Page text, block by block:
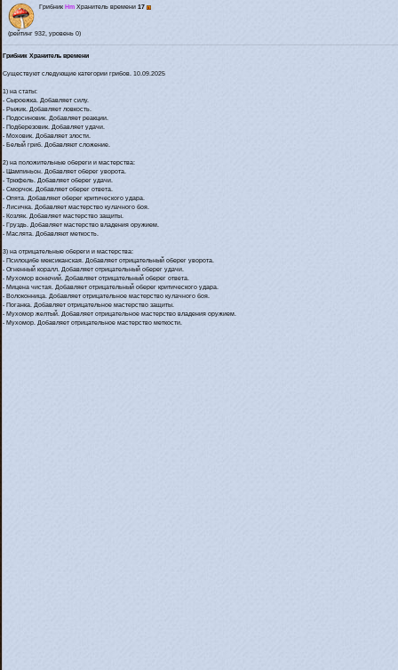
Грибник Hm Хранитель времени 17
(рейтинг 932, уровень 0)
Грибник Хранитель времени
Существуют следующие категории грибов. 10.09.2025
1) на статы:
- Сыроежка. Добавляет силу.
- Рыжик. Добавляет ловкость.
- Подосиновик. Добавляет реакции.
- Подберезовик. Добавляет удачи.
- Моховик. Добавляет злости.
- Белый гриб. Добавляют сложение.
2) на положительные обереги и мастерства:
- Шампиньон. Добавляет оберег уворота.
- Трюфель. Добавляет оберег удачи.
- Сморчок. Добавляет оберег ответа.
- Опята. Добавляют оберег критического удара.
- Лисичка. Добавляет мастерство кулачного боя.
- Козляк. Добавляет мастерство защиты.
- Груздь. Добавляет мастерство владения оружием.
- Маслята. Добавляют меткость.
3) на отрицательные обереги и мастерства:
- Псилоцибе мексиканская. Добавляет отрицательный оберег уворота.
- Огненный коралл. Добавляет отрицательный оберег удачи.
- Мухомор вонючий. Добавляет отрицательный оберег ответа.
- Мицена чистая. Добавляет отрицательный оберег критического удара.
- Волоконница. Добавляет отрицательное мастерство кулачного боя.
- Поганка. Добавляет отрицательное мастерство защиты.
- Мухомор желтый. Добавляет отрицательное мастерство владения оружием.
- Мухомор. Добавляет отрицательное мастерство меткости.